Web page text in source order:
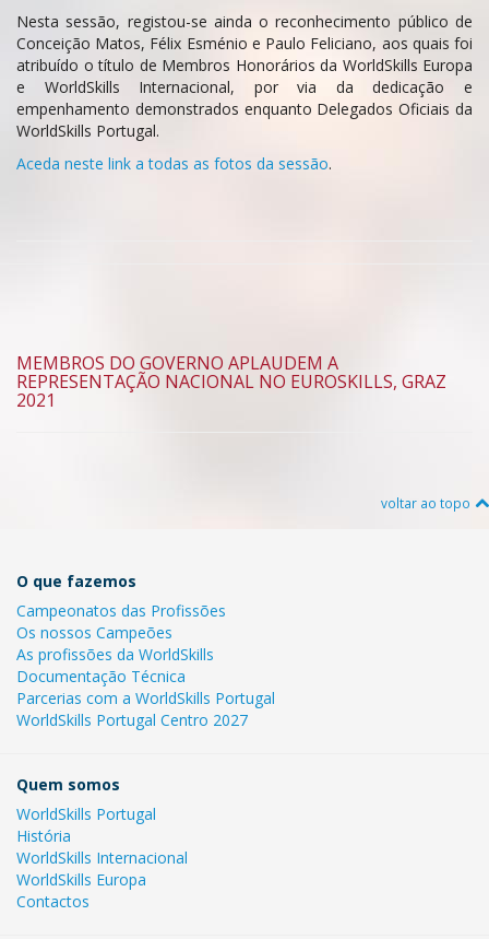
Nesta sessão, registou-se ainda o reconhecimento público de
Conceição Matos, Félix Esménio e Paulo Feliciano, aos quais foi
atribuído o título de Membros Honorários da WorldSkills Europa
e WorldSkills Internacional, por via da dedicação e
empenhamento demonstrados enquanto Delegados Oficiais da
WorldSkills Portugal.
Aceda neste link a todas as fotos da sessão.
MEMBROS DO GOVERNO APLAUDEM A
REPRESENTAÇÃO NACIONAL NO EUROSKILLS, GRAZ
2021
voltar ao topo
O que fazemos
Campeonatos das Profissões
Os nossos Campeões
As profissões da WorldSkills
Documentação Técnica
Parcerias com a WorldSkills Portugal
WorldSkills Portugal Centro 2027
Quem somos
WorldSkills Portugal
História
WorldSkills Internacional
WorldSkills Europa
Contactos